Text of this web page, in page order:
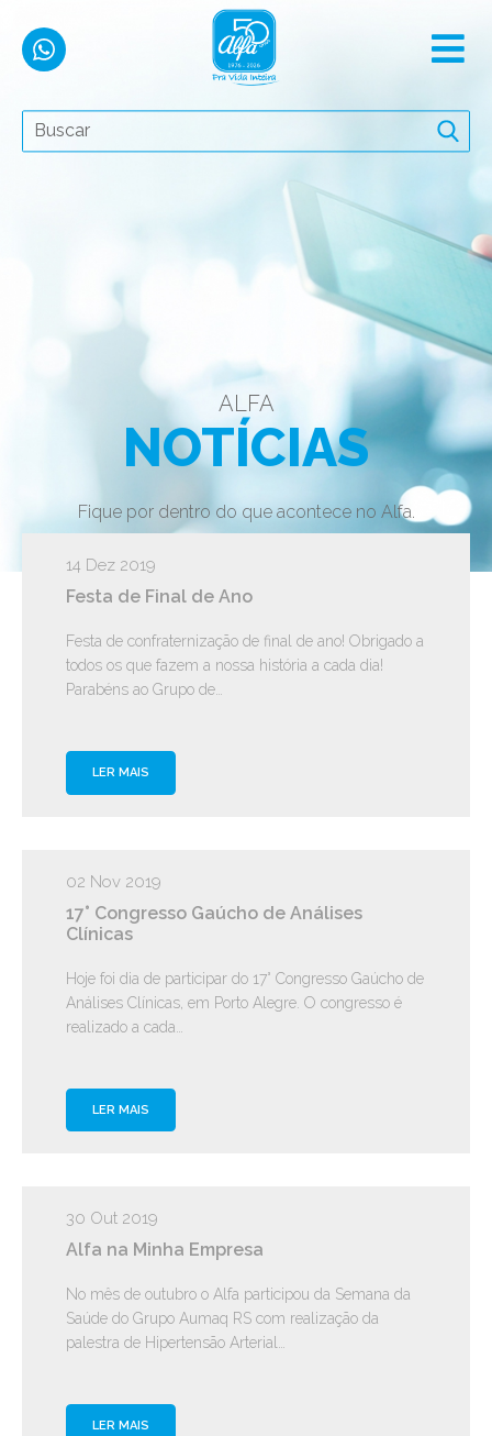
ALFA
NOTÍCIAS
Fique por dentro do que acontece no Alfa.
14 Dez 2019
Festa de Final de Ano
Festa de confraternização de final de ano! Obrigado a
todos os que fazem a nossa história a cada dia!
Parabéns ao Grupo de…
LER MAIS
02 Nov 2019
17° Congresso Gaúcho de Análises
Clínicas
Hoje foi dia de participar do 17° Congresso Gaúcho de
Análises Clínicas, em Porto Alegre. O congresso é
realizado a cada…
LER MAIS
30 Out 2019
Alfa na Minha Empresa
No mês de outubro o Alfa participou da Semana da
Saúde do Grupo Aumaq RS com realização da
palestra de Hipertensão Arterial…
LER MAIS